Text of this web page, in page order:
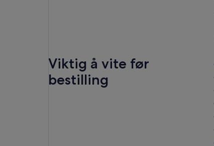
Viktig å vite før
bestilling